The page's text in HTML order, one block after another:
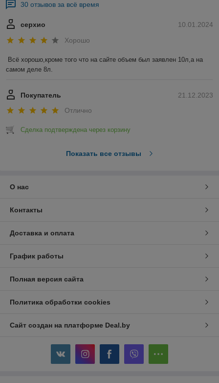
30 отзывов за всё время
10.01.2024
серхио
Хорошо
Всё хорошо,кроме того что на сайте объем был заявлен 10л,а на
самом деле 8л.
21.12.2023
Покупатель
Отлично
Сделка подтверждена через корзину
Показать все отзывы
О нас
Контакты
Доставка и оплата
График работы
Полная версия сайта
Политика обработки cookies
Сайт создан на платформе Deal.by